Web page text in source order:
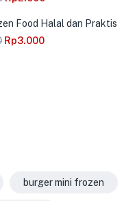
Food Halal dan Praktis
Rp3.000
burger mini frozen